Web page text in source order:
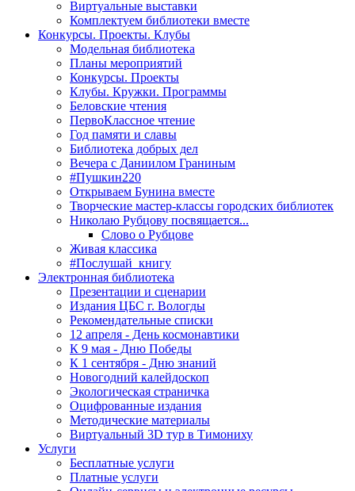
Виртуальные выставки
Комплектуем библиотеки вместе
Конкурсы. Проекты. Клубы
Модельная библиотека
Планы мероприятий
Конкурсы. Проекты
Клубы. Кружки. Программы
Беловские чтения
ПервоКлассное чтение
Год памяти и славы
Библиотека добрых дел
Вечера с Даниилом Граниным
#Пушкин220
Открываем Бунина вместе
Творческие мастер-классы городских библиотек
Николаю Рубцову посвящается...
Слово о Рубцове
Живая классика
#Послушай_книгу
Электронная библиотека
Презентации и сценарии
Издания ЦБС г. Вологды
Рекомендательные списки
12 апреля - День космонавтики
К 9 мая - Дню Победы
К 1 сентября - Дню знаний
Новогодний калейдоскоп
Экологическая страничка
Оцифрованные издания
Методические материалы
Виртуальный 3D тур в Тимониху
Услуги
Бесплатные услуги
Платные услуги